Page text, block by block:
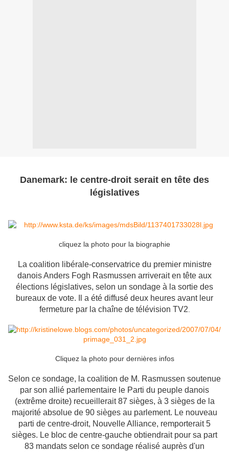
Danemark: le centre-droit serait en tête des
législatives
cliquez la photo pour la biographie
La coalition libérale-conservatrice du premier ministre
danois Anders Fogh Rasmussen arriverait en tête aux
élections législatives, selon un sondage à la sortie des
bureaux de vote. Il a été diffusé deux heures avant leur
fermeture par la chaîne de télévision TV2
Cliquez la photo pour dernières infos
Selon ce sondage, la coalition de M. Rasmussen soutenue
par son allié parlementaire le Parti du peuple danois
(extrême droite) recueillerait 87 sièges, à 3 sièges de la
majorité absolue de 90 sièges au parlement. Le nouveau
parti de centre-droit, Nouvelle Alliance, remporterait 5
sièges. Le bloc de centre-gauche obtiendrait pour sa part
83 mandats selon ce sondage réalisé auprès d'un